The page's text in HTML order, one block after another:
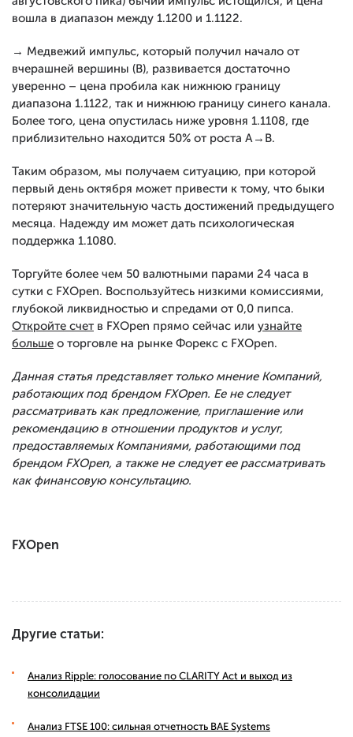
вошла в диапазон между 1.1200 и 1.1122.
→ Медвежий импульс, который получил начало от
вчерашней вершины (В), развивается достаточно
уверенно – цена пробила как нижнюю границу
диапазона 1.1122, так и нижнюю границу синего канала.
Более того, цена опустилась ниже уровня 1.1108, где
приблизительно находится 50% от роста А→В.
Таким образом, мы получаем ситуацию, при которой
первый день октября может привести к тому, что быки
потеряют значительную часть достижений предыдущего
месяца. Надежду им может дать психологическая
поддержка 1.1080.
Торгуйте более чем 50 валютными парами 24 часа в
сутки с FXOpen. Воспользуйтесь низкими комиссиями,
глубокой ликвидностью и спредами от 0,0 пипса.
Откройте счет в FXOpen прямо сейчас или узнайте
больше о торговле на рынке Форекс с FXOpen.
Данная статья представляет только мнение Компаний,
работающих под брендом FXOpen. Ее не следует
рассматривать как предложение, приглашение или
рекомендацию в отношении продуктов и услуг,
предоставляемых Компаниями, работающими под
брендом FXOpen, а также не следует ее рассматривать
как финансовую консультацию.
FXOpen
Другие статьи:
Анализ Ripple: голосование по CLARITY Act и выход из
консолидации
Анализ FTSE 100: сильная отчетность BAE Systems